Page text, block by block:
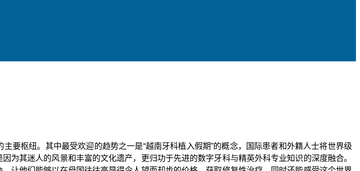
要枢纽。其中最受欢迎的趋势之一是“越南牙科植入假期”的概念，国际患者和外籍人士将世界级
其迷人的风景和丰富的文化遗产，更归功于先进的数字牙科与精英外科专业知识的深度融合。